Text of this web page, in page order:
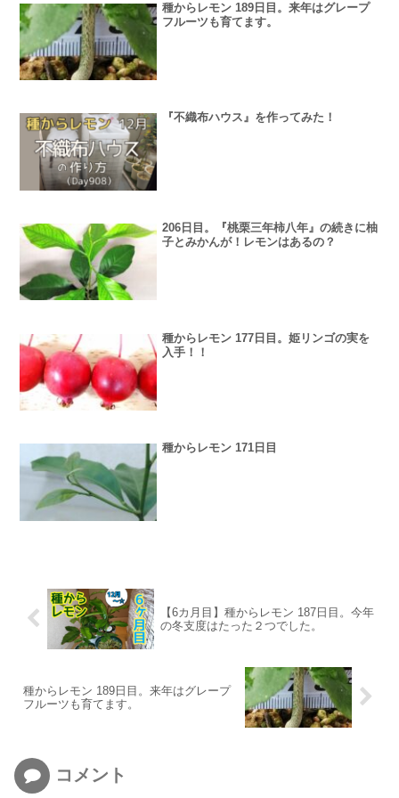
種からレモン 189日目。来年はグレープ
フルーツも育てます。
『不織布ハウス』を作ってみた！
206日目。『桃栗三年柿八年』の続きに柚
子とみかんが！レモンはあるの？
種からレモン 177日目。姫リンゴの実を
入手！！
種からレモン 171日目
【6カ月目】種からレモン 187日目。今年
の冬支度はたった２つでした。
種からレモン 189日目。来年はグレープ
フルーツも育てます。
コメント